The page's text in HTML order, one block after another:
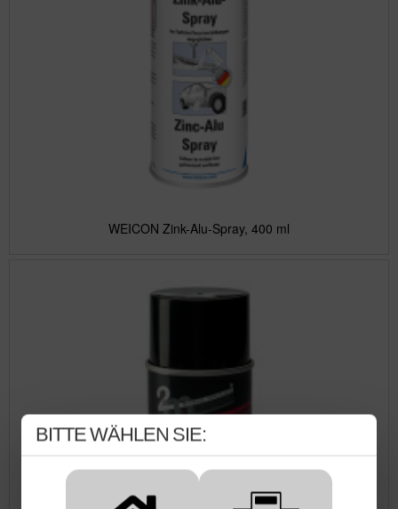
WEICON Zink-Alu-Spray, 400 ml
BITTE WÄHLEN SIE: